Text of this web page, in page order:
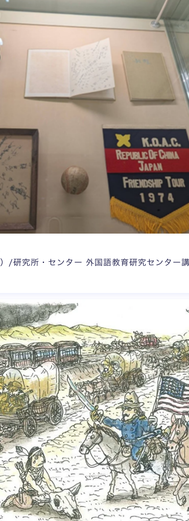
研究所・センター 外国語教育研究センター